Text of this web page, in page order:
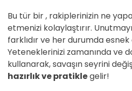
Bu tür bir , rakiplerinizin ne
etmenizi kolaylaştırır.
farklıdır ve her durumda esnek
Yeteneklerinizi zamanında ve
kullanarak, savaşın seyrini
hazırlık ve pratiklegelir!